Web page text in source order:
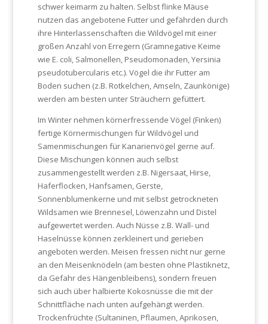
schwer keimarm zu halten. Selbst flinke Mäuse
nutzen das angebotene Futter und gefährden durch
ihre Hinterlassenschaften die Wildvögel mit einer
großen Anzahl von Erregern (Gramnegative Keime
wie E. coli, Salmonellen, Pseudomonaden, Yersinia
pseudotubercularis etc.). Vögel die ihr Futter am
Boden suchen (z.B. Rotkelchen, Amseln, Zaunkönige)
werden am besten unter Sträuchern gefüttert.
Im Winter nehmen körnerfressende Vögel (Finken)
fertige Körnermischungen für Wildvögel und
Samenmischungen für Kanarienvögel gerne auf.
Diese Mischungen können auch selbst
zusammengestellt werden z.B. Nigersaat, Hirse,
Haferflocken, Hanfsamen, Gerste,
Sonnenblumenkerne und mit selbst getrockneten
Wildsamen wie Brennesel, Löwenzahn und Distel
aufgewertet werden. Auch Nüsse z.B. Wall- und
Haselnüsse können zerkleinert und gerieben
angeboten werden. Meisen fressen nicht nur gerne
an den Meisenknödeln (am besten ohne Plastiknetz,
da Gefahr des Hängenbleibens), sondern freuen
sich auch über halbierte Kokosnüsse die mit der
Schnittfläche nach unten aufgehängt werden.
Trockenfrüchte (Sultaninen, Pflaumen, Aprikosen,